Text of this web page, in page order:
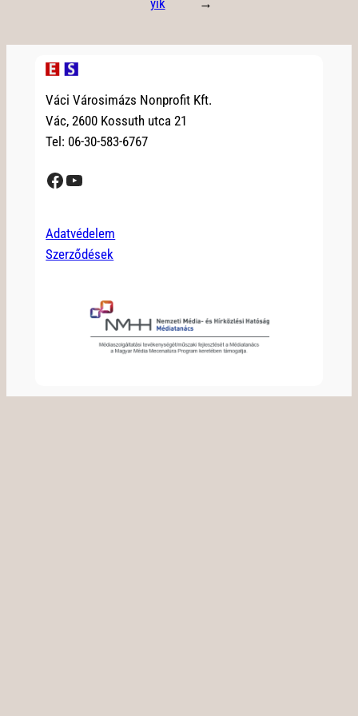
yik
→
Váci Városimázs Nonprofit Kft.
Vác, 2600 Kossuth utca 21
Tel: 06-30-583-6767
Facebook YouTube
Adatvédelem
Szerződések